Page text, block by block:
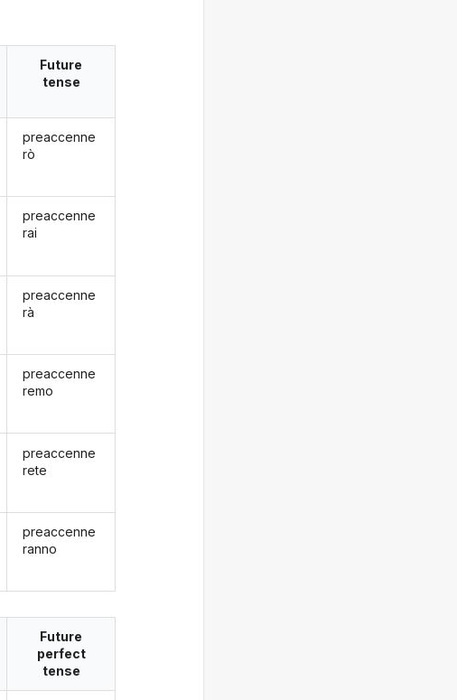
Future
tense
preaccenne
rò
preaccenne
rai
preaccenne
rà
preaccenne
remo
preaccenne
rete
preaccenne
ranno
Future
perfect
tense